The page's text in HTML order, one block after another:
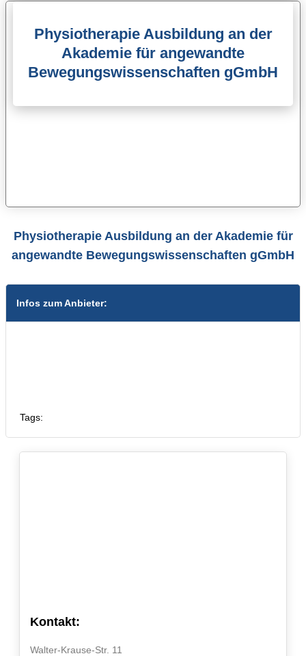
Physiotherapie Ausbildung an der
Akademie für angewandte
Bewegungswissenschaften gGmbH
Physiotherapie Ausbildung an der Akademie für
angewandte Bewegungswissenschaften gGmbH
Infos zum Anbieter:
Tags:
Kontakt:
Walter-Krause-Str. 11